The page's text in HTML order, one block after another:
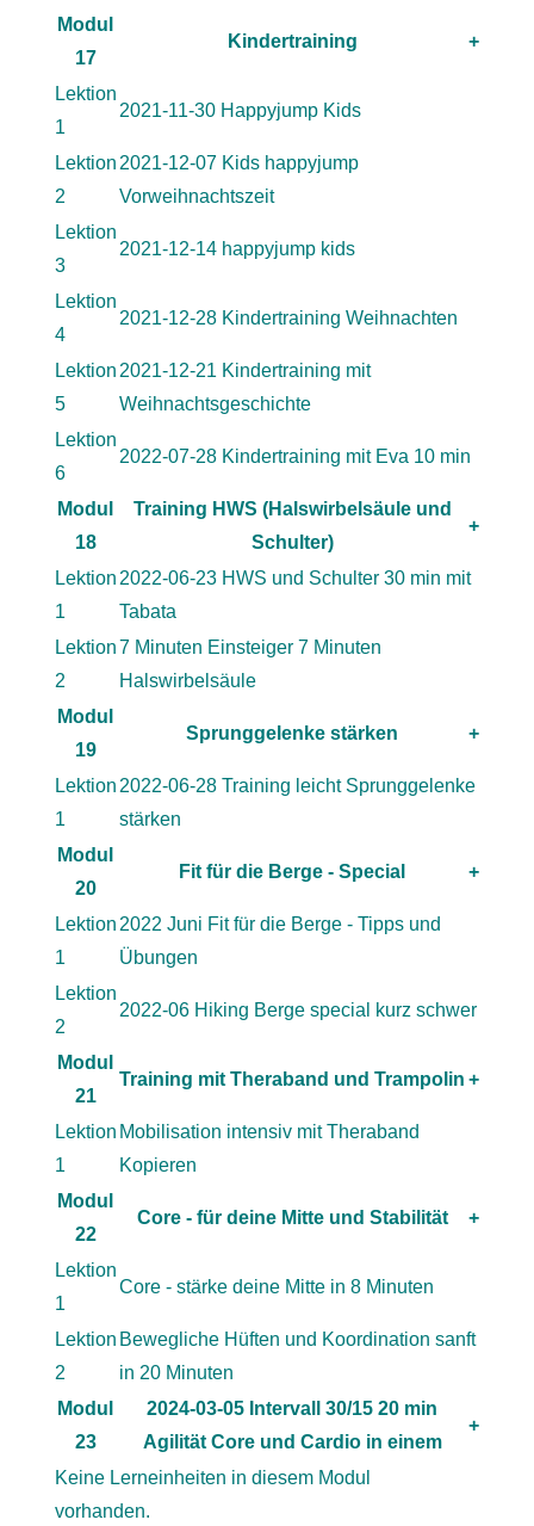
Modul
17
Kindertraining +
Lektion
1
2021-11-30 Happyjump Kids
Lektion
2
2021-12-07 Kids happyjump
Vorweihnachtszeit
Lektion
3
2021-12-14 happyjump kids
Lektion
4
2021-12-28 Kindertraining Weihnachten
Lektion
5
2021-12-21 Kindertraining mit
Weihnachtsgeschichte
Lektion
6
2022-07-28 Kindertraining mit Eva 10 min
Modul
18
Training HWS (Halswirbelsäule und
Schulter)
+
Lektion
1
2022-06-23 HWS und Schulter 30 min mit
Tabata
Lektion
2
7 Minuten Einsteiger 7 Minuten
Halswirbelsäule
Modul
19
Sprunggelenke stärken +
Lektion
1
2022-06-28 Training leicht Sprunggelenke
stärken
Modul
20
Fit für die Berge - Special +
Lektion
1
2022 Juni Fit für die Berge - Tipps und
Übungen
Lektion
2
2022-06 Hiking Berge special kurz schwer
Modul
21
Training mit Theraband und Trampolin +
Lektion
1
Mobilisation intensiv mit Theraband
Kopieren
Modul
22
Core - für deine Mitte und Stabilität +
Lektion
1
Core - stärke deine Mitte in 8 Minuten
Lektion
2
Bewegliche Hüften und Koordination sanft
in 20 Minuten
Modul
23
2024-03-05 Intervall 30/15 20 min
Agilität Core und Cardio in einem
+
Keine Lerneinheiten in diesem Modul
vorhanden.